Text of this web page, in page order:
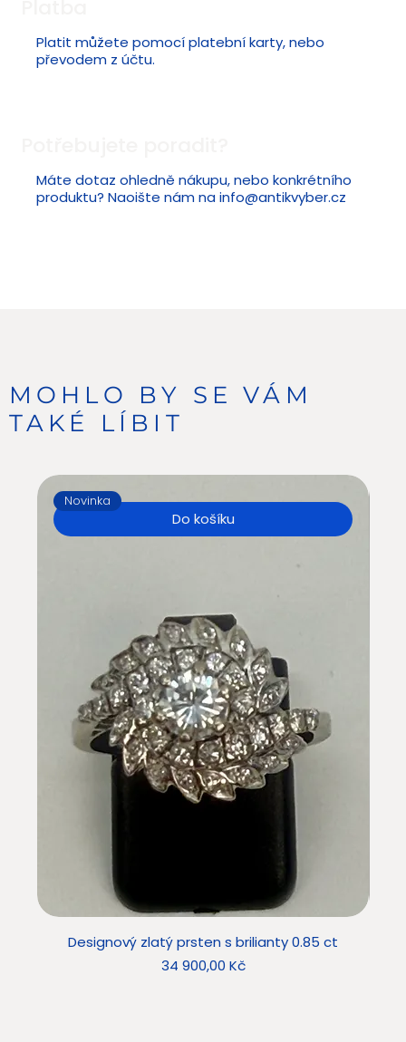
Platit můžete pomocí platební karty, nebo
převodem z účtu.
Máte dotaz ohledně nákupu, nebo konkrétního
produktu? Naoište nám nainfo@antikvyber.cz
Do košíku
Novinka
Designový zlatý prsten s brilianty 0.85 ct
Cena
34 900,00 Kč
MOHLO BY SE VÁM
TAKÉ LÍBIT